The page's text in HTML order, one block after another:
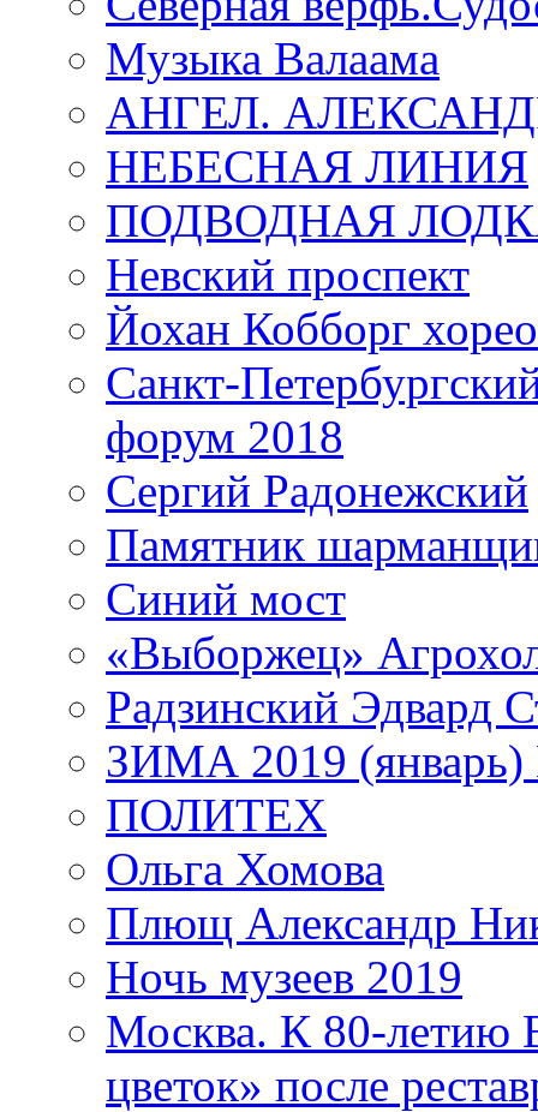
Музыка Валаама
АНГЕЛ.
НЕБЕСНАЯ ЛИНИЯ
ПОДВОДНАЯ
Невский проспект
Йохан Кобборг
Санкт-
форум 2018
Сергий Радонежский
Памятник
Синий мост
«Выборжец»
Радзинский Эдвард
ЗИМА 2019 (январь)
ПОЛИТЕХ
Ольга Хомова
Плющ Александр
Ночь музеев 2019
Москва. К 80-
цветок» после